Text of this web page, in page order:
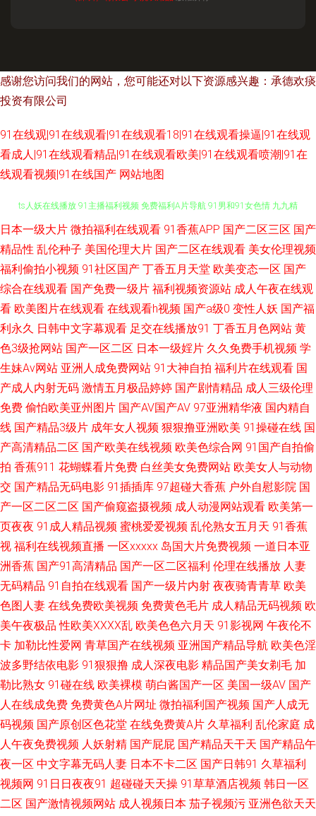
感谢您访问我们的网站，您可能还对以下资源感兴趣：承德欢痰
投资有限公司
91在线观|91在线观看|91在线观看18|91在线观看操逼|91在线观
看成人|91在线观看精品|91在线观看欧美|91在线观看喷潮|91在
线观看视频|91在线国产 网站地图
www俺去也com av高清免费观看 91大神社区在线播放 国内精品综久久 伪娘
ts人妖在线播放 91主播福利视频 免费福利A片导航 91男和91女色情 九九精
品九九 91nAV片 国产欧美香蕉视频 91色猫 青娱乐福利导航91 91亚洲精品
婷婷在线 人妻无玛 97色色com 涩情av A福利在线看 91亚洲情侣偷拍久久 青
青草原黄色视频 97资源亚洲综合 五月丁香国产一区二区 91导航成人 一区一
区一去一区 大香蕉伊人婷婷 三级无码不卡 www91豆花com 蜜臀久久99精品
久久 AV天堂色情亚洲成人 92AV网站 欧美色色欧美sss 69av福利在线导航 91
成人小说网站 91传媒视频免费观看 91TV网站 91精品熟妇视频 久久密欧洲
91九色海角社区 国产精品欧美久久 先锋激情资原 AV福利网址 日韩色情妈妈
91麻豆精品久久 国产熟女精品在线 伊人久久青青草大香蕉 国产99在线精品
丝袜诱惑男人的天堂 wwwcom99热 欧美日韩色情专区 91手机在线免费观看
视频 青青草大香蕉伊人av 91蜜臀网 精品日韩 91传媒视频免费在线观看 极品
美女射 91R黄瓜视频 国产91AV在线播放 亚洲婷婷综合网 www婷婷五月 熟
女一区二区三区 91五月天超碰 欧美另类性交 91九色海角 国内一级TT 91小
仙女丝袜 91自视频导航 欧美动作A级片 91A级视频 成人在线视频网站 日本
阿V免费网站 91在线观看网址 久久艹精品在线 欧美性爱首页 日韩妞妞黄色
日本一级大片 微拍福利在线观看 91香蕉APP 国产二区三区 国产
精品性 乱伦种子 美国伦理大片 国产二区在线观看 美女伦理视频
福利偷拍小视频 91社区国产 丁香五月天堂 欧美变态一区 国产
综合在线观看 国产免费一级片 福利视频资源站 成人午夜在线观
看 欧美图片在线观看 在线观看h视频 国产a级0 变性人妖 国产福
利永久 日韩中文字幕观看 足交在线播放91 丁香五月色网站 黄
色3级抢网站 国产一区二区 日本一级婬片 久久免费手机视频 学
生妹Av网站 亚洲人成免费网站 91大神自拍 福利片在线观看 国
产成人内射无码 激情五月极品婷婷 国产剧情精品 成人三级伦理
免费 偷怕欧美亚州图片 国产AV国产AV 97亚洲精华液 国内精自
线 国产精品3级片 成年女人视频 狠狠撸亚洲欧美 91操碰在线 国
产高清精品二区 国产欧美在线视频 欧美色综合网 91国产自拍偷
拍 香蕉911 花蝴蝶看片免费 白丝美女免费网站 欧美女人与动物
交 国产精品无码电影 91插插库 97超碰大香蕉 户外自慰影院 国
产一区二区二区 国产偷窥盗摄视频 成人动漫网站观看 欧美第一
页夜夜 91成人精品视频 蜜桃爱爱视频 乱伦熟女五月天 91香蕉
视 福利在线视频直播 一区xxxxx 岛国大片免费视频 一道日本亚
洲香蕉 国产91高清精品 国产一区二区福利 伦理在线播放 人妻
无码精品 91自拍在线观看 国产一级片内射 夜夜骑青青草 欧美
色图人妻 在线免费欧美视频 免费黄色毛片 成人精品无码视频 欧
美午夜极品 性欧美ⅩⅩⅩⅩ乱 欧美色色六月天 91影视网 午夜伦不
卡 加勒比性爱网 青草国产在线视频 亚洲国产精品导航 欧美色淫
波多野结依电影 91狠狠撸 成人深夜电影 精品国产美女剃毛 加
勒比熟女 91碰在线 欧美裸模 萌白酱国产一区 美国一级AV 国产
人在线成免费 免费黄色A片网址 微拍福利国产视频 国产人成无
码视频 国产原创区色花堂 在线免费黄A片 久草福利 乱伦家庭 成
人午夜免费视频 人妖射精 国产屁屁 国产精品天干天 国产精品午
夜一区 中文字幕无码人妻 日本不卡二区 国产日韩91 久草福利
视频网 91日日夜夜91 超碰碰天天操 91草草酒店视频 韩日一区
二区 国产激情视频网站 成人视频日本 茄子视频污 亚洲色欲天天